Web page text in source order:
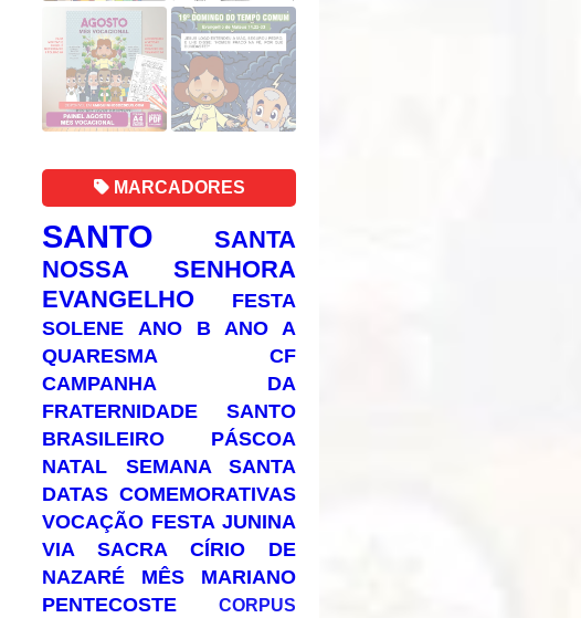
MARCADORES
SANTO
SANTA
NOSSA SENHORA
EVANGELHO
FESTA
SOLENE
ANO B
ANO A
QUARESMA
CF
CAMPANHA DA
FRATERNIDADE
SANTO
BRASILEIRO
PÁSCOA
NATAL
SEMANA SANTA
DATAS COMEMORATIVAS
VOCAÇÃO FESTA JUNINA
VIA SACRA
CÍRIO DE
NAZARÉ
MÊS MARIANO
PENTECOSTE
CORPUS